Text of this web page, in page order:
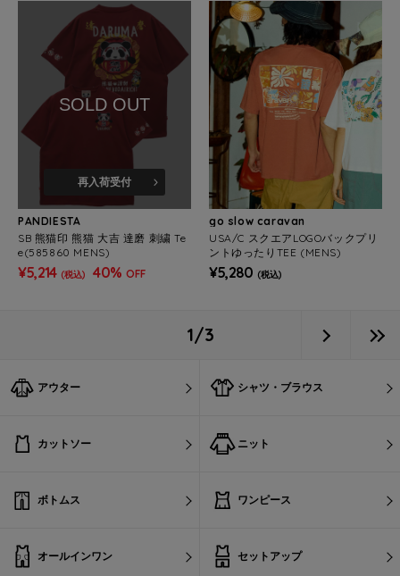
SOLD OUT
再入荷受付
PANDIESTA
SB 熊猫印 熊猫 大吉 達磨 刺繍 Te
e(585860 MENS)
¥5,214 (税込) 40% OFF
go slow caravan
USA/C スクエアLOGOバックプリ
ントゆったりTEE (MENS)
¥5,280 (税込)
1/3
アウター シャツ・ブラウス
カットソー ニット
ボトムス ワンピース
オールインワン セットアップ